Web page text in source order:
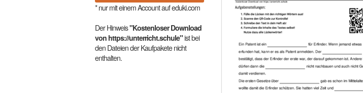
* nur mit einem Account auf eduki.com
Der Hinweis"Kostenloser Download
von https://unterricht.schule"ist bei
den Dateien der Kaufpakete nicht
enthalten.